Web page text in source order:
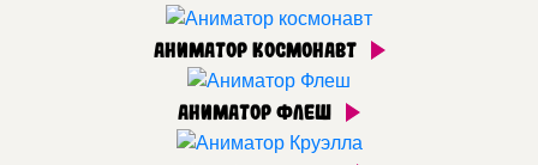
Аниматор космонавт
Аниматор Флеш